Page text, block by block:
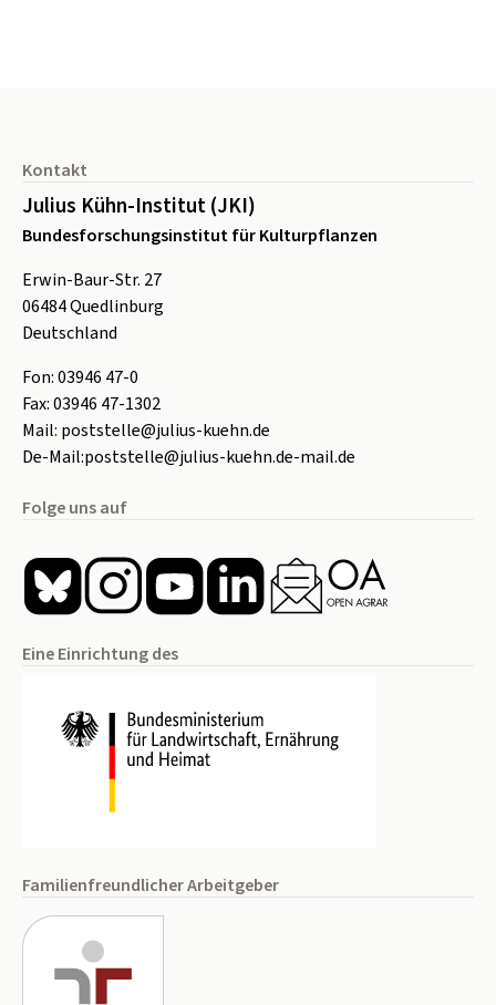
Kontakt
Julius Kühn-Institut (JKI)
Bundesforschungsinstitut für Kulturpflanzen
Erwin-Baur-Str. 27
06484Quedlinburg
Deutschland
Fon:03946 47-0
Fax:03946 47-1302
Mail: poststelle@julius-kuehn.de
De-Mail:poststelle@julius-kuehn.de-mail.de
Folge uns auf
Eine Einrichtung des
Familienfreundlicher Arbeitgeber